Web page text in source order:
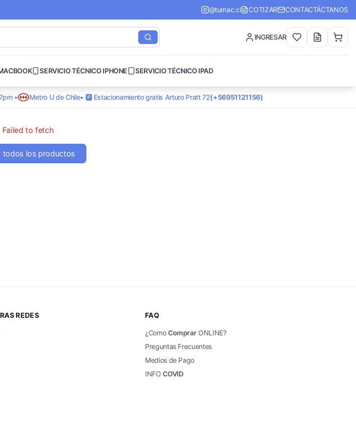
@tumac.cl COTIZAR CONTACTÁCTANOS
INGRESAR
SERVICIO TÉCNICO IPHONE SERVICIO TÉCNICO IPAD
• Metro U de Chile• 🅿️ Estacionamiento gratis Arturo Pratt 72(+56951121156)
Failed to fetch
todos los productos
REDES FAQ
¿ComoComprarONLINE?
Preguntas Frecuentes
Medios de Pago
INFOCOVID